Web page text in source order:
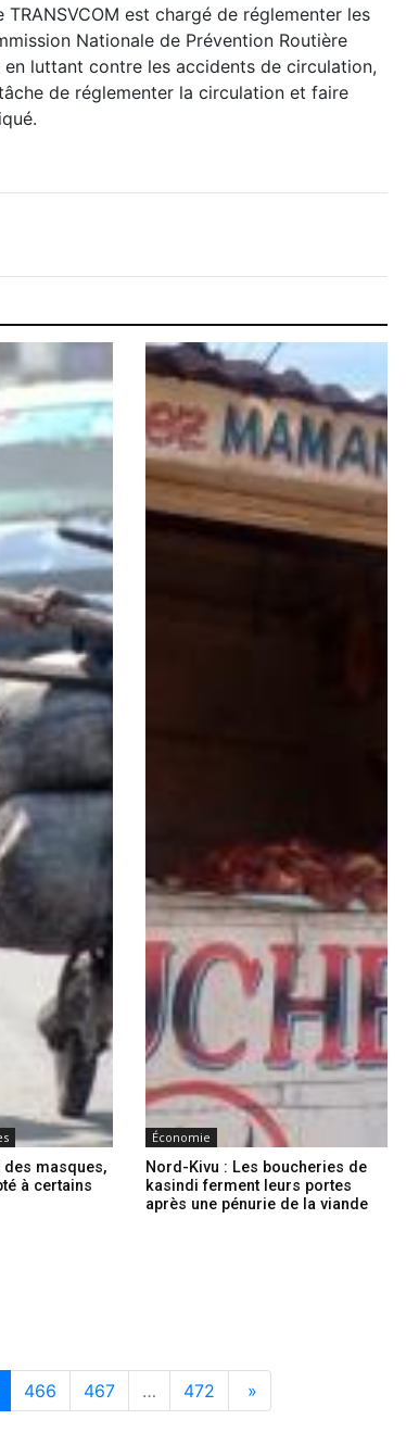
est chargé de réglementer les
Nationale de Prévention Routière
luttant contre les accidents de circulation,
de réglementer la circulation et faire
masques,
à certains
Économie
Nord-Kivu : Les boucheries de
kasindi ferment leurs portes
après une pénurie de la viande
466 467 … 472 »